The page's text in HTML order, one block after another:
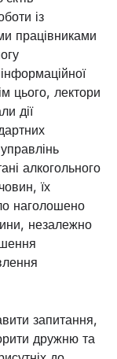
із
працівниками
цього, лектори
дії
алкогольного
їх
наголошено
незалежно
запитання,
дружню та